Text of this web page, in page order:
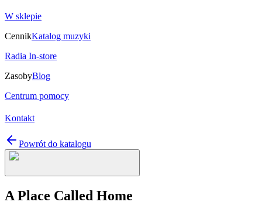
W sklepie
CennikKatalog muzyki
Radia In-store
ZasobyBlog
Centrum pomocy
Kontakt
Powrót do katalogu
A Place Called Home